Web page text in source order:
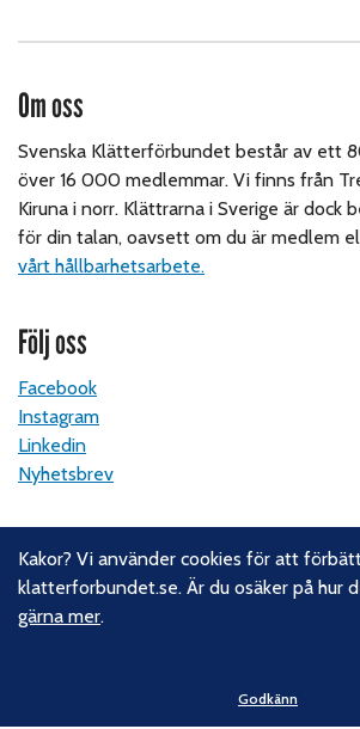
Om oss
Svenska Klätterförbundet består av ett
över 16 000 medlemmar. Vi finns från
Kiruna i norr. Klättrarna i Sverige är dock
för din talan, oavsett om du är medlem
vårt hållbarhetsarbete.
Följ oss
Facebook
Instagram
Linkedin
Nyhetsbrev
Kontakt
Svenska Klätterförbundet
Gotlandsgatan 46
kansliet@klatterforbundet.rf.se
Kakor? Vi använder cookies för att
klatterforbundet.se. Är du osäker på hur
gärna mer.
Godkänn